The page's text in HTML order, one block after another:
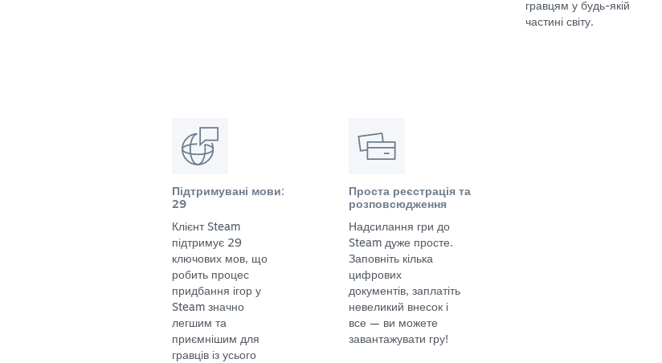
гравцям у будь-якій
частині світу.
Підтримувані мови:
29
Клієнт Steam
підтримує 29
ключових мов, що
робить процес
придбання ігор у
Steam значно
легшим та
приємнішим для
гравців із усього
Проста реєстрація та
розповсюдження
Надсилання гри до
Steam дуже просте.
Заповніть кілька
цифрових
документів, заплатіть
невеликий внесок і
все — ви можете
завантажувати гру!